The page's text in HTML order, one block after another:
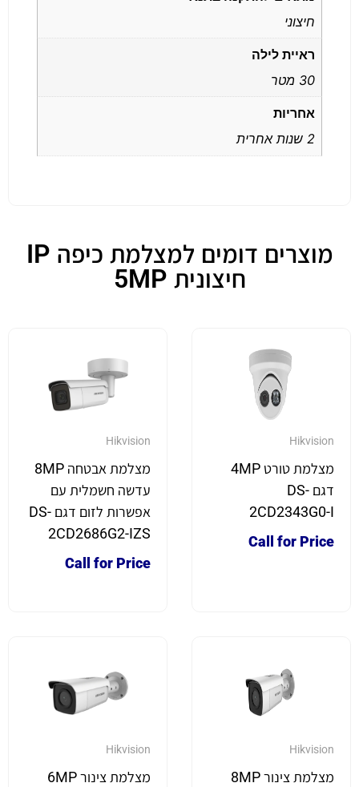
חיצוני
ראיית לילה
30 מטר
אחריות
2 שנות אחרית
מוצרים דומים למצלמת כיפה IP
חיצונית 5MP
Hikvision
מצלמת טורט 4MP
דגם DS-
2CD2343G0-I
Call for Price
Hikvision
מצלמת אבטחה 8MP
עדשה חשמלית עם
אפשרות לזום דגם DS-
2CD2686G2-IZS
Call for Price
Hikvision
מצלמת צינור 8MP
Hikvision
מצלמת צינור 6MP